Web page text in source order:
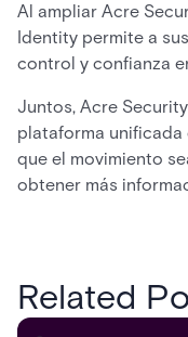
Al ampliar Acre
Identity permite a
control y confianza
Juntos, Acre
plataforma
que el movimiento
obtener más
Related